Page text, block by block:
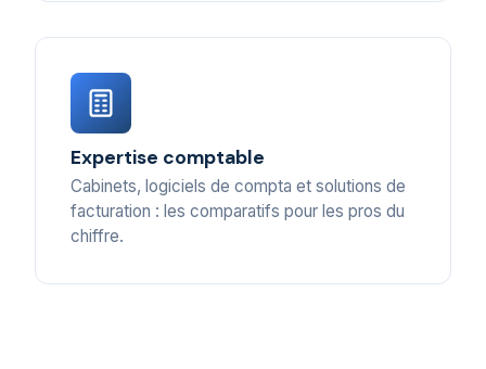
Expertise comptable
Cabinets, logiciels de compta et solutions de
facturation : les comparatifs pour les pros du
chiffre.